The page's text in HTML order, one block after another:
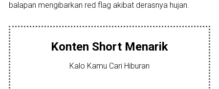
balapan mengibarkan red flag akibat derasnya hujan.
Konten Short Menarik
Kalo Kamu Cari Hiburan